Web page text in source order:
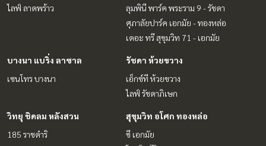
ไลฟ์ ลาดพร้าว
ลุมพินี พาร์ค พระราม 9 - รัชดา
ศุภาลัยปาร์ค เอกมัย - ทองหล่อ
เดอะ ทรี สุขุมวิท 71 - เอกมัย
บางนา แบริ่ง ลาซาล
เซนโทร บางนา
รัชดา ห้วยขวาง
เอ็กซ์ที ห้วยขวาง
ไลฟ์ รัชดาภิเษก
วิทยุ ชิดลม หลังสวน
185 ราชดำริ
สุขุมวิท อโศก ทองหล่อ
ซี เอกมัย